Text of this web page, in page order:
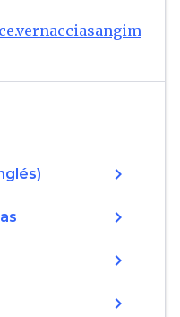
chevron_right
chevron_right
chevron_right
chevron_right